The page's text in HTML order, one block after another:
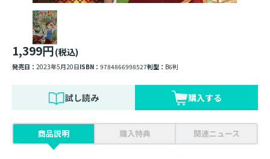
1,399円(税込)
発売日： 2023年5月20日ISBN： 9784866998527判型： B6判
試し読み 購入する
商品説明 購入特典 関連ニュース